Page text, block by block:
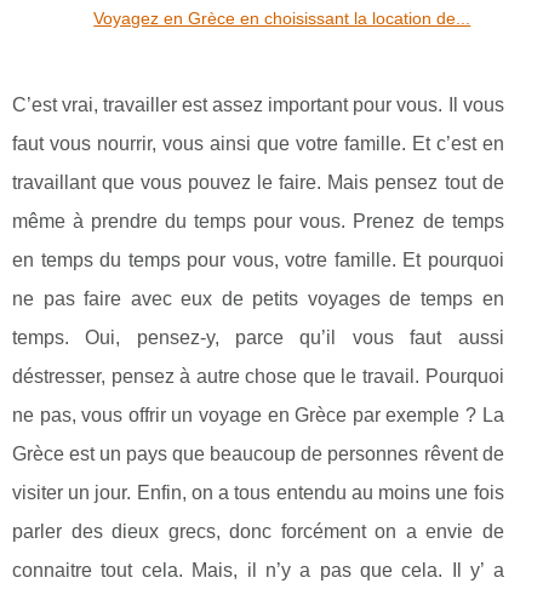
Voyagez en Grèce en choisissant la location de...
C’est vrai, travailler est assez important pour vous. Il vous
faut vous nourrir, vous ainsi que votre famille. Et c’est en
travaillant que vous pouvez le faire. Mais pensez tout de
même à prendre du temps pour vous. Prenez de temps
en temps du temps pour vous, votre famille. Et pourquoi
ne pas faire avec eux de petits voyages de temps en
temps. Oui, pensez-y, parce qu’il vous faut aussi
déstresser, pensez à autre chose que le travail. Pourquoi
ne pas, vous offrir un voyage en Grèce par exemple ? La
Grèce est un pays que beaucoup de personnes rêvent de
visiter un jour. Enfin, on a tous entendu au moins une fois
parler des dieux grecs, donc forcément on a envie de
connaitre tout cela. Mais, il n’y a pas que cela. Il y’ a